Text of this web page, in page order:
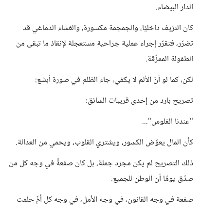
الدار البيضاء.
كان النزيف داخليًا، والجمجمة مكسورة، والغشاء الدماغي قد
تضرّر، فتقرّر إجراء عملية جراحية مستعجلة لإنقاذ ما تبقى من
الطفولة الممزّقة.
لكن، كما لو أنّ الألم لا يكفي، جاء الظلم في صورة أبشع:
تصريح بارد من إحدى قريبات السائق:
"عندنا الفلوس"...
كأن المال يعوّض الكسور، ويشتري القلوب، ويحمي من العدالة.
ذلك التصريح لم يكن مجرد جملة، بل كان صفعةً في وجه كل من
صدّق يومًا أن الوطن للجميع.
صفعة في وجه القانون، في وجه الأمل، في وجه كل أمٍّ حلمت